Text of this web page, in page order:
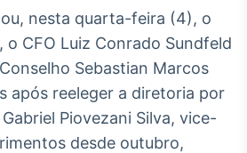
Broadcast
Energia
O setor de
energia elétrica
no Brasil
nesta quarta-feira (4), o
o CFO Luiz Conrado Sundfeld
Sebastian Marcos
após reeleger a diretoria por
Piovezani Silva, vice-
desde outubro,